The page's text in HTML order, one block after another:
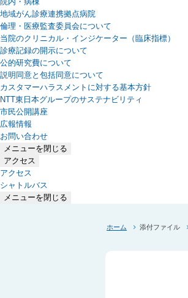
地域がん診療連携拠点病院
倫理・医療監査委員会について
当院のクリニカル・インジケーター（臨床指標）
診療記録の開示について
公的研究費について
説明同意と包括同意について
カスタマーハラスメントに対する基本方針
NTT東日本グループのサステナビリティ
（新しいタブで開きます）
市民公開講座
広報情報
お問い合わせ
メニューを閉じる
アクセス
アクセス
シャトルバス
メニューを閉じる
ホーム 添付ファイル